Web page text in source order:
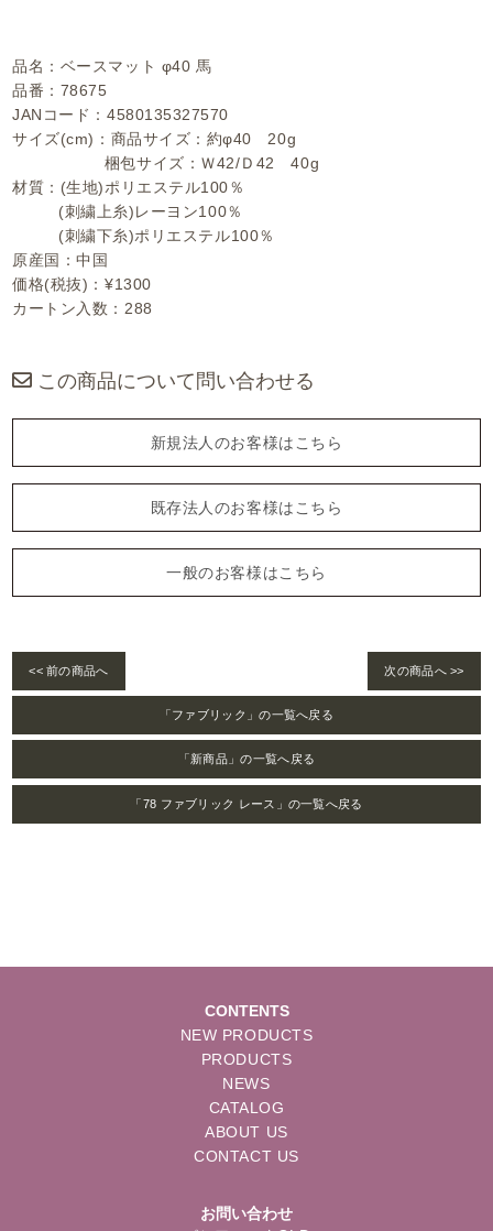
品名：ベースマット φ40 馬
品番：78675
JANコード：4580135327570
サイズ(cm)：商品サイズ：約φ40 20g
梱包サイズ：Ｗ42/Ｄ42 40g
材質：(生地)ポリエステル100％
(刺繍上糸)レーヨン100％
(刺繍下糸)ポリエステル100％
原産国：中国
価格(税抜)：¥1300
カートン入数：288
この商品について問い合わせる
新規法人のお客様はこちら
既存法人のお客様はこちら
一般のお客様はこちら
<< 前の商品へ 次の商品へ >>
「ファブリック」の一覧へ戻る
「新商品」の一覧へ戻る
「78 ファブリック レース」の一覧へ戻る
CONTENTS
NEW PRODUCTS
PRODUCTS
NEWS
CATALOG
ABOUT US
CONTACT US
お問い合わせ